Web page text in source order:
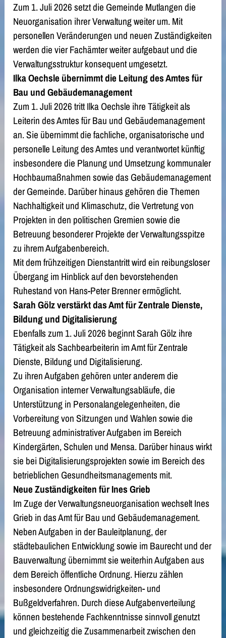
Zum 1. Juli 2026 setzt die Gemeinde Mutlangen die
Neuorganisation ihrer Verwaltung weiter um. Mit
personellen Veränderungen und neuen Zuständigkeiten
werden die vier Fachämter weiter aufgebaut und die
Verwaltungsstruktur konsequent umgesetzt.
Ilka Oechsle übernimmt die Leitung des Amtes für
Bau und Gebäudemanagement
Zum 1. Juli 2026 tritt Ilka Oechsle ihre Tätigkeit als
Leiterin des Amtes für Bau und Gebäudemanagement
an. Sie übernimmt die fachliche, organisatorische und
personelle Leitung des Amtes und verantwortet künftig
insbesondere die Planung und Umsetzung kommunaler
Hochbaumaßnahmen sowie das Gebäudemanagement
der Gemeinde. Darüber hinaus gehören die Themen
Nachhaltigkeit und Klimaschutz, die Vertretung von
Projekten in den politischen Gremien sowie die
Betreuung besonderer Projekte der Verwaltungsspitze
zu ihrem Aufgabenbereich.
Mit dem frühzeitigen Dienstantritt wird ein reibungsloser
Übergang im Hinblick auf den bevorstehenden
Ruhestand von Hans-Peter Brenner ermöglicht.
Sarah Gölz verstärkt das Amt für Zentrale Dienste,
Bildung und Digitalisierung
Ebenfalls zum 1. Juli 2026 beginnt Sarah Gölz ihre
Tätigkeit als Sachbearbeiterin im Amt für Zentrale
Dienste, Bildung und Digitalisierung.
Zu ihren Aufgaben gehören unter anderem die
Organisation interner Verwaltungsabläufe, die
Unterstützung in Personalangelegenheiten, die
Vorbereitung von Sitzungen und Wahlen sowie die
Betreuung administrativer Aufgaben im Bereich
Kindergärten, Schulen und Mensa. Darüber hinaus wirkt
sie bei Digitalisierungsprojekten sowie im Bereich des
betrieblichen Gesundheitsmanagements mit.
Neue Zuständigkeiten für Ines Grieb
Im Zuge der Verwaltungsneuorganisation wechselt Ines
Grieb in das Amt für Bau und Gebäudemanagement.
Neben Aufgaben in der Bauleitplanung, der
städtebaulichen Entwicklung sowie im Baurecht und der
Bauverwaltung übernimmt sie weiterhin Aufgaben aus
dem Bereich öffentliche Ordnung. Hierzu zählen
insbesondere Ordnungswidrigkeiten- und
Bußgeldverfahren. Durch diese Aufgabenverteilung
können bestehende Fachkenntnisse sinnvoll genutzt
und gleichzeitig die Zusammenarbeit zwischen den